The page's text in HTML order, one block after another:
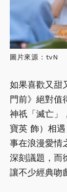
圖片來源：tvN
如果喜歡又甜
門前》絕對值
神祇「滅亡」
寶英 飾）相
事在浪漫愛情
深刻議題，而
讓不少經典吻